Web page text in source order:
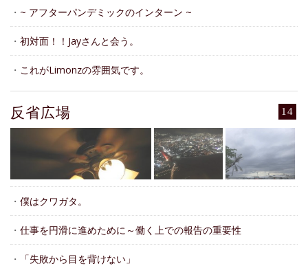
・ ~ アフターパンデミックのインターン ~
・ 初対面！！Jayさんと会う。
・ これがLimonzの雰囲気です。
14
反省広場
・ 僕はクワガタ。
・ 仕事を円滑に進めために～働く上での報告の重要性
・ 「失敗から目を背けない」